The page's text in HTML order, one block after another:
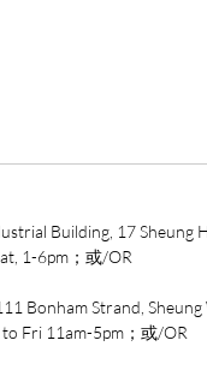
Building, 17 Sheung
1-6pm；或/OR
Bonham Strand, Sheung
Fri 11am-5pm；或/OR